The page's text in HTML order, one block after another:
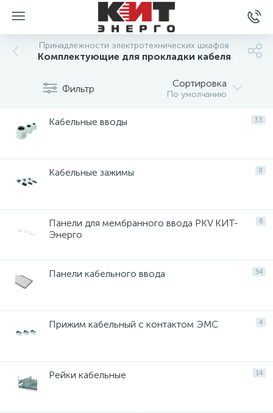
Принадлежности электротехнических шкафов
Комплектующие для прокладки кабеля
Фильтр Сортировка
По умолчанию
33
Кабельные вводы
8
Кабельные зажимы
6
Панели для мембранного ввода PKV КИТ-
Энерго
54
Панели кабельного ввода
4
Прижим кабельный с контактом ЭМС
14
Рейки кабельные